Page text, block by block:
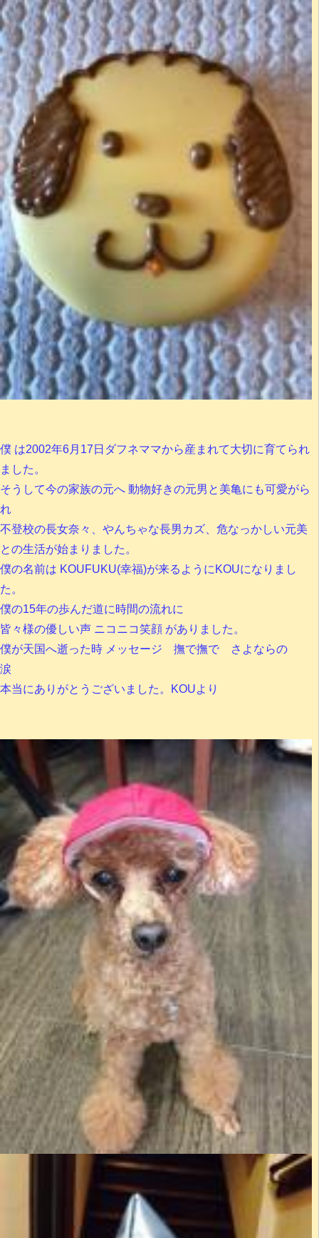
僕 は2002年6月17日ダフネママから産まれて大切に育てられ
ました。
そうして今の家族の元へ 動物好きの元男と美亀にも可愛がら
れ
不登校の長女奈々、やんちゃな長男カズ、危なっかしい元美
との生活が始まりました。
僕の名前は KOUFUKU(幸福)が来るようにKOUになりまし
た。
僕の15年の歩んだ道に時間の流れに
皆々様の優しい声 ニコニコ笑顔 がありました。
僕が天国へ逝った時 メッセージ 撫で撫で さよならの
涙
本当にありがとうございました。KOUより